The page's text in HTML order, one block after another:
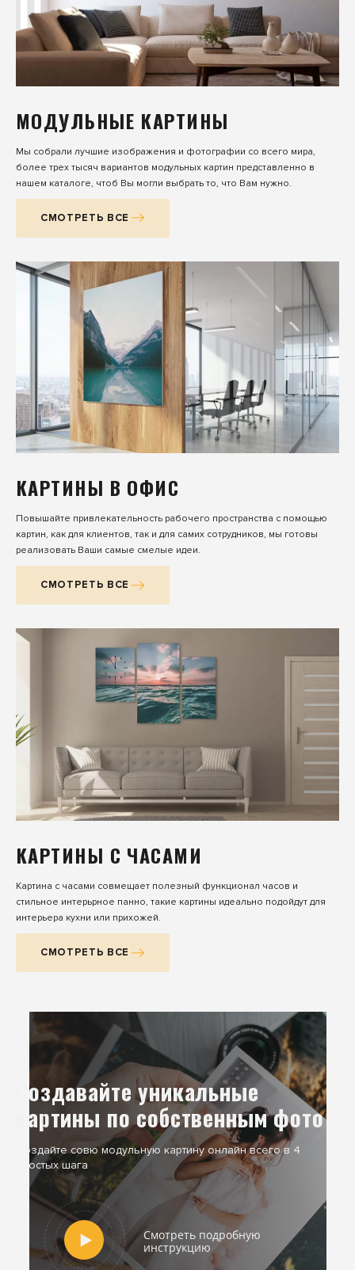
МОДУЛЬНЫЕ КАРТИНЫ
Мы собрали лучшие изображения и фотографии со всего мира,
более трех тысяч вариантов модульных картин представленно в
нашем каталоге, чтоб Вы могли выбрать то, что Вам нужно.
СМОТРЕТЬ ВСЕ
КАРТИНЫ В ОФИС
Повышайте привлекательность рабочего пространства с помощью
картин, как для клиентов, так и для самих сотрудников, мы готовы
реализовать Ваши самые смелые идеи.
СМОТРЕТЬ ВСЕ
КАРТИНЫ С ЧАСАМИ
Картина с часами совмещает полезный функционал часов и
стильное интерьрное панно, такие картины идеально подойдут для
интерьера кухни или прихожей.
СМОТРЕТЬ ВСЕ
Создавайте уникальные
картины по собственным фото
Создайте совю модульную картину онлайн всего в 4
простых шага
Смотреть подробную
инструкцию